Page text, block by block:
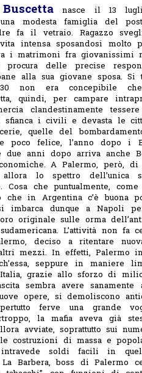
nasce il 13
modesta famiglia del
fa il vetraio. Ragazzo
intensa sposandosi molto
i matrimoni fra giovanissimi
delle precise
alla sua giovane sposa.
non era concepibile
quindi, per campare
clandestinamente
sfianca i civili e devasta le
quelle del
poco felice, l’anno dopo i
due anni dopo arriva anche
A Palermo, però,
lo spettro dell’unica
Cosa che puntualmente,
che in Argentina c’è
imbarca dunque a Napoli
originale sulle orma
L’attività non fa
deciso a ritentare
mezzi. In effetti, Palermo
seppure in maniere
grazie allo sforzo di
sembra avere
opere, si demoliscono
ferve una grande
la mafia aveva già
avviate, soprattutto sui
costruzioni di massa e
intravede soldi facili in
Barbera, boss di Palermo